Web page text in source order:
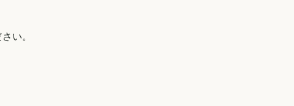
い。